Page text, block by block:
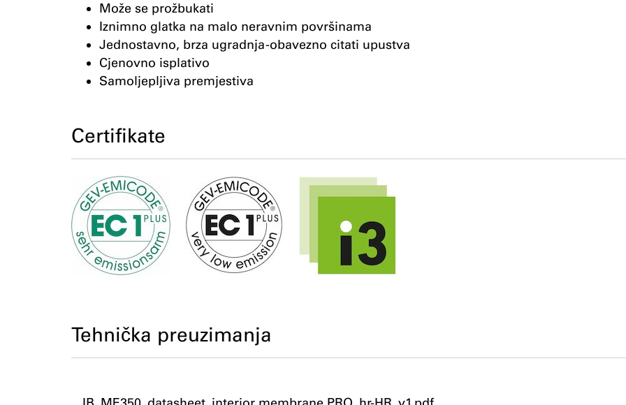
Može se prožbukati
Iznimno glatka na malo neravnim površinama
Jednostavno, brza ugradnja -obavezno citati upustva
Cjenovno isplativo
Samoljepljiva premjestiva
Certifikate
Tehnička preuzimanja